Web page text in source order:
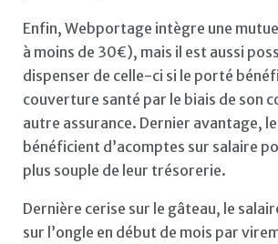
Enfin, Webportage intègre une
à moins de 30€), mais il est aussi
dispenser de celle-ci si le porté
couverture santé par le biais de son
autre assurance. Dernier avantage,
bénéficient d’acomptes sur salaire
plus souple de leur trésorerie.
Dernière cerise sur le gâteau, le
sur l’ongle en début de mois par